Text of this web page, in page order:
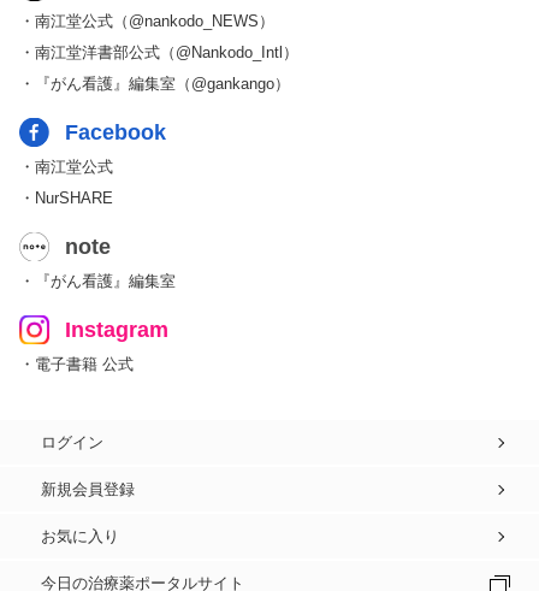
・南江堂公式（@nankodo_NEWS）
・南江堂洋書部公式（@Nankodo_Intl）
・『がん看護』編集室（@gankango）
Facebook
・南江堂公式
・NurSHARE
note
・『がん看護』編集室
Instagram
・電子書籍 公式
ログイン
新規会員登録
お気に入り
今日の治療薬ポータルサイト